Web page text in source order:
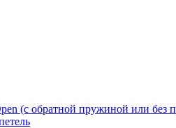
(с обратной пружиной или без